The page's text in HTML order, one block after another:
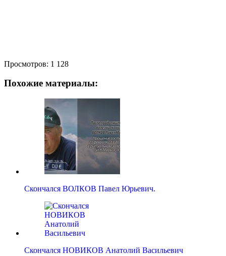
Просмотров: 1 128
Похожие материалы:
Скончался ВОЛКОВ Павел Юрьевич.
Скончался НОВИКОВ Анатолий Васильевич